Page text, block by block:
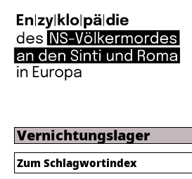
Vernichtungslager
Zum Schlagwortindex